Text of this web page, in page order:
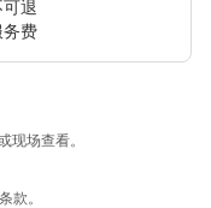
退
费
场查看。
。